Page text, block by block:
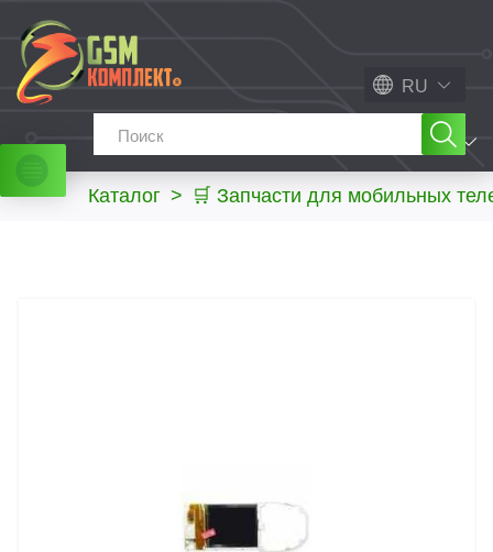
RU
МЕНЮ
Каталог > 🛒 Запчасти для мобильных